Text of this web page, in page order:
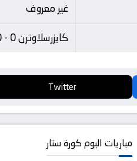
غير معروف
كايزرسلاوترن 0 - 0 روما
Twitter
مباريات اليوم كورة ستار